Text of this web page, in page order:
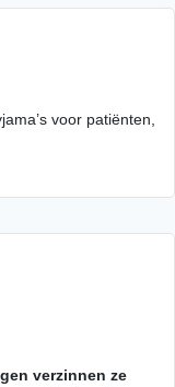
voor patiënten,
verzinnen ze